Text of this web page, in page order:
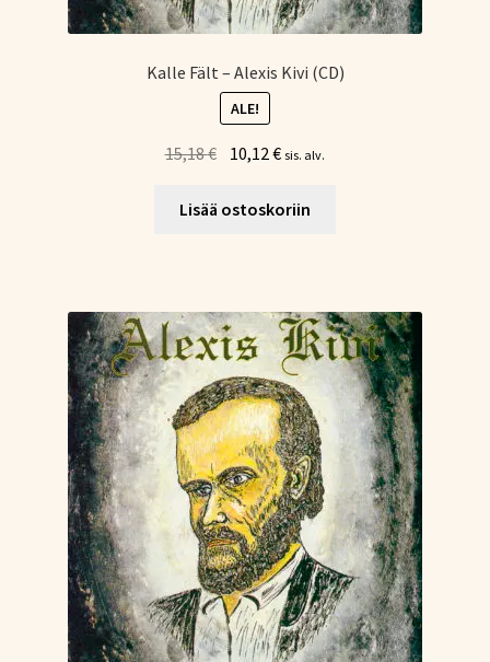
Kalle Fält – Alexis Kivi (CD)
ALE!
15,18€ Alkuperäinen
oli:
10,12€Nykyinen
on:
sis. alv.
Lisää ostoskoriin